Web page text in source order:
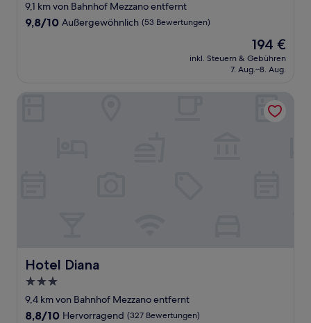
9,1 km von Bahnhof Mezzano entfernt
9.8
9,8/10 Außergewöhnlich (53 Bewertungen)
Der
Preis
beträgt
194 €
inkl. Steuern & Gebühren
7. Aug.–8. Aug.
Hotel Diana
Hotel Diana
3.0-
Sterne-
Unterkunft
9,4 km von Bahnhof Mezzano entfernt
8.8
8,8/10 Hervorragend (327 Bewertungen)